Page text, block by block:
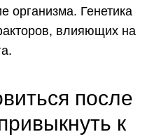
организма. Генетика
влияющих на
после
к